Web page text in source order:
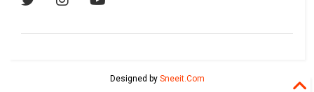
Designed by Sneeit.Com